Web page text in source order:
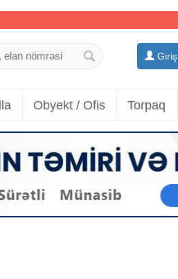
Giriş
Obyekt / Ofis Torpaq